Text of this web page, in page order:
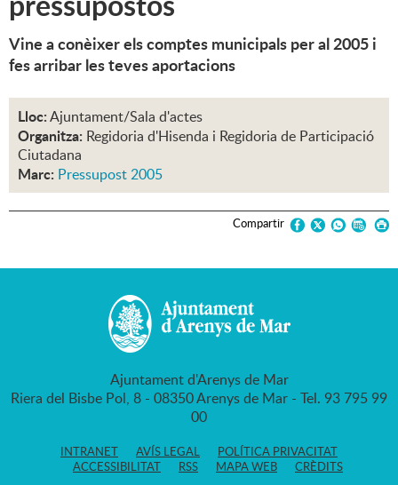
Vine a conèixer els comptes municipals per al 2005 i
fes arribar les teves aportacions
Lloc:Ajuntament/Sala d'actes
Organitza: Regidoria d'Hisenda i Regidoria de Participació
Ciutadana
Marc: Pressupost 2005
Compartir
Ajuntament d'Arenys de Mar
Riera del Bisbe Pol, 8 - 08350 Arenys de Mar - Tel. 93 795 99
00
INTRANET AVÍS LEGAL
POLÍTICA PRIVACITAT
ACCESSIBILITAT
RSS MAPA WEB CRÈDITS